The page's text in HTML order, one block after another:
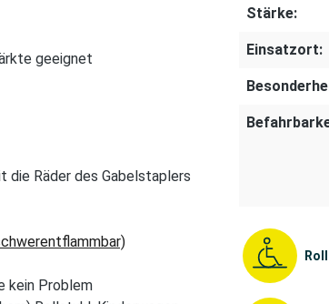
geeignet
die Räder des Gabelstaplers
kein Problem
Stärke:
Einsatzort: